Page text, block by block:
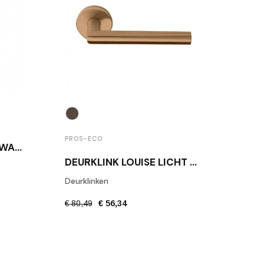
DEURSTOPPER BORA ZWART
PROS-ECO
DEURKLINK LOUISE LICHT BRONS
Deurklinken
€ 80,49 € 56,34